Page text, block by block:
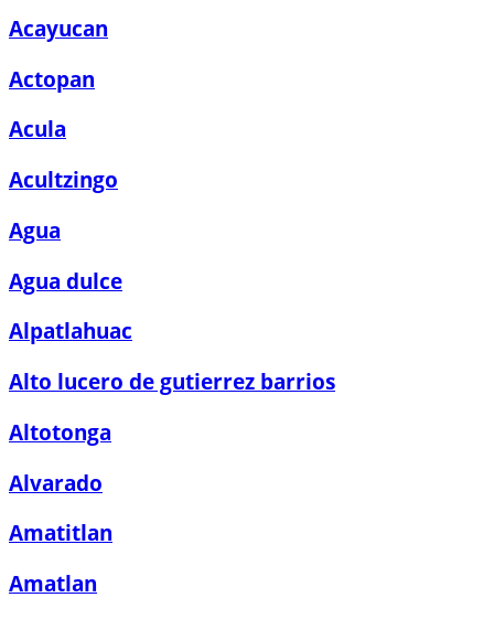
Acayucan
Actopan
Acula
Acultzingo
Agua
Agua dulce
Alpatlahuac
Alto lucero de gutierrez barrios
Altotonga
Alvarado
Amatitlan
Amatlan